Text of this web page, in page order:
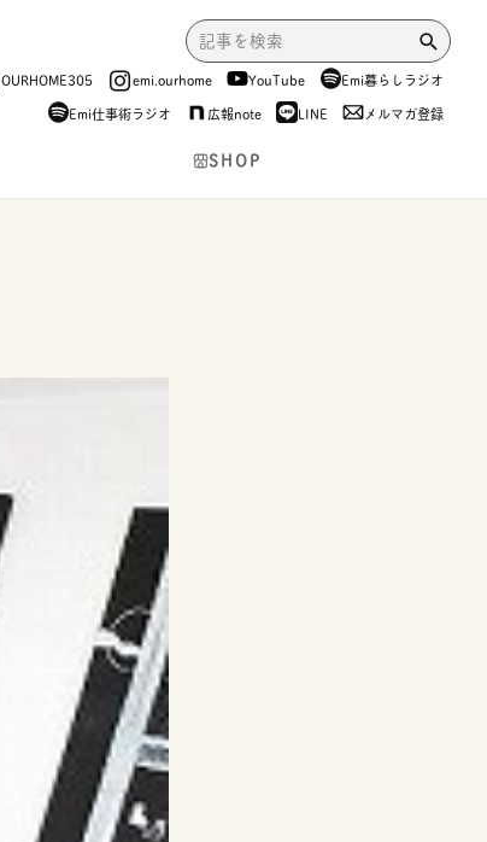
OURHOME305 emi.ourhome YouTube
Emi暮らしラジオ
Emi仕事術ラジオ
広報note LINE メルマガ登録
SHOP